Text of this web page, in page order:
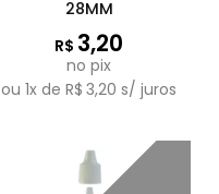
28MM
R$ 3,20
no pix
ou 1x de R$ 3,20 s/ juros